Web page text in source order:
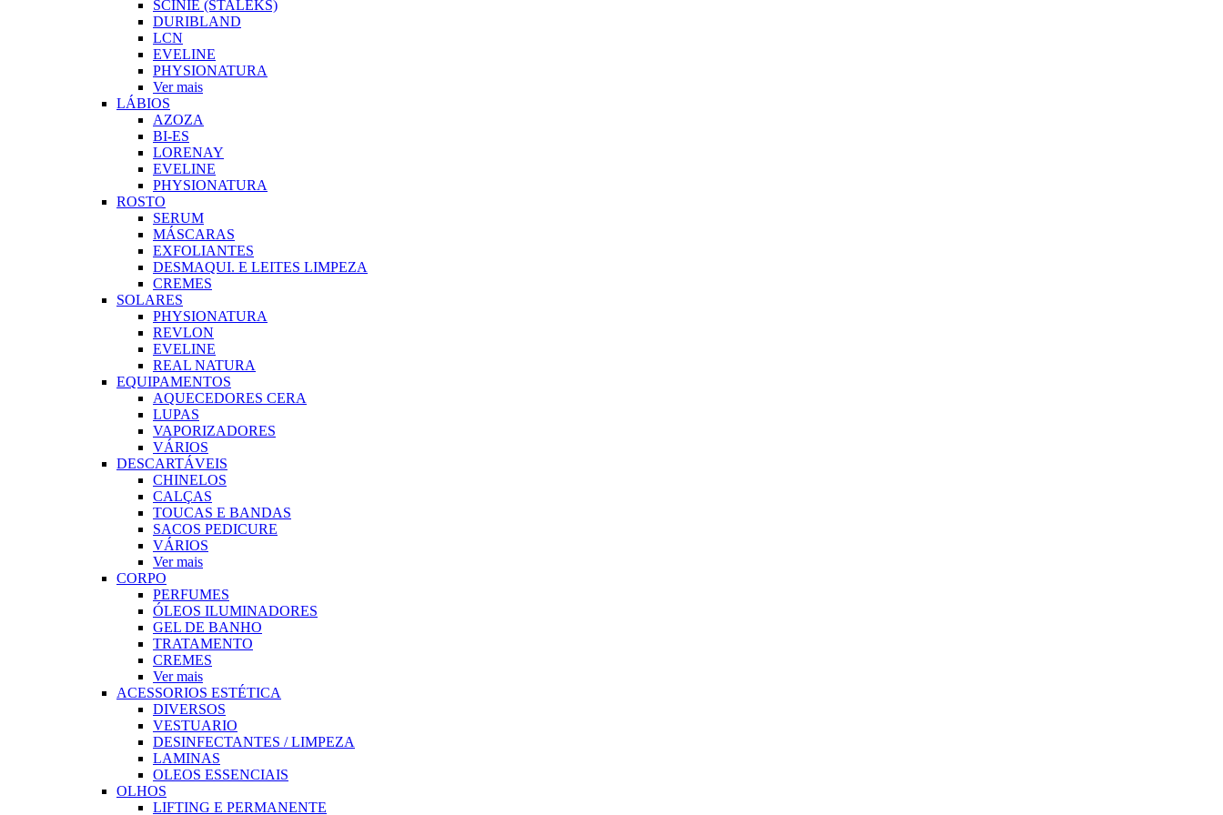
SCINIE (STALEKS)
DURIBLAND
LCN
EVELINE
PHYSIONATURA
Ver mais
LÁBIOS
AZOZA
BI-ES
LORENAY
EVELINE
PHYSIONATURA
ROSTO
SERUM
MÁSCARAS
EXFOLIANTES
DESMAQUI. E LEITES LIMPEZA
CREMES
SOLARES
PHYSIONATURA
REVLON
EVELINE
REAL NATURA
EQUIPAMENTOS
AQUECEDORES CERA
LUPAS
VAPORIZADORES
VÁRIOS
DESCARTÁVEIS
CHINELOS
CALÇAS
TOUCAS E BANDAS
SACOS PEDICURE
VÁRIOS
Ver mais
CORPO
PERFUMES
ÓLEOS ILUMINADORES
GEL DE BANHO
TRATAMENTO
CREMES
Ver mais
ACESSORIOS ESTÉTICA
DIVERSOS
VESTUARIO
DESINFECTANTES / LIMPEZA
LAMINAS
OLEOS ESSENCIAIS
OLHOS
LIFTING E PERMANENTE